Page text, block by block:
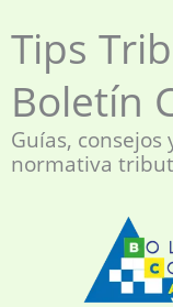
Tips
Boletín
Guías,
normativa